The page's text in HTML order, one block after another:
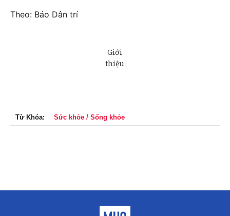
Theo: Báo Dân trí
Từ Khóa: Sức khỏe / Sống khỏe